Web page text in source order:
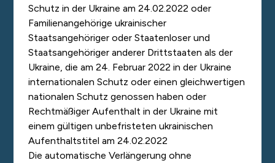
Schutz in der Ukraine am 24.02.2022oder
Familienangehörige ukrainischer
Staatsangehöriger oder Staatenloser und
Staatsangehöriger anderer Drittstaaten als der
Ukraine, die am 24. Februar 2022 in der Ukraine
internationalen Schutz oder einen gleichwertigen
nationalen Schutz genossen habenoder
Rechtmäßiger Aufenthalt in der Ukraine mit
einem gültigen unbefristeten ukrainischen
Aufenthaltstitel am 24.02.2022
Die automatische Verlängerung ohne